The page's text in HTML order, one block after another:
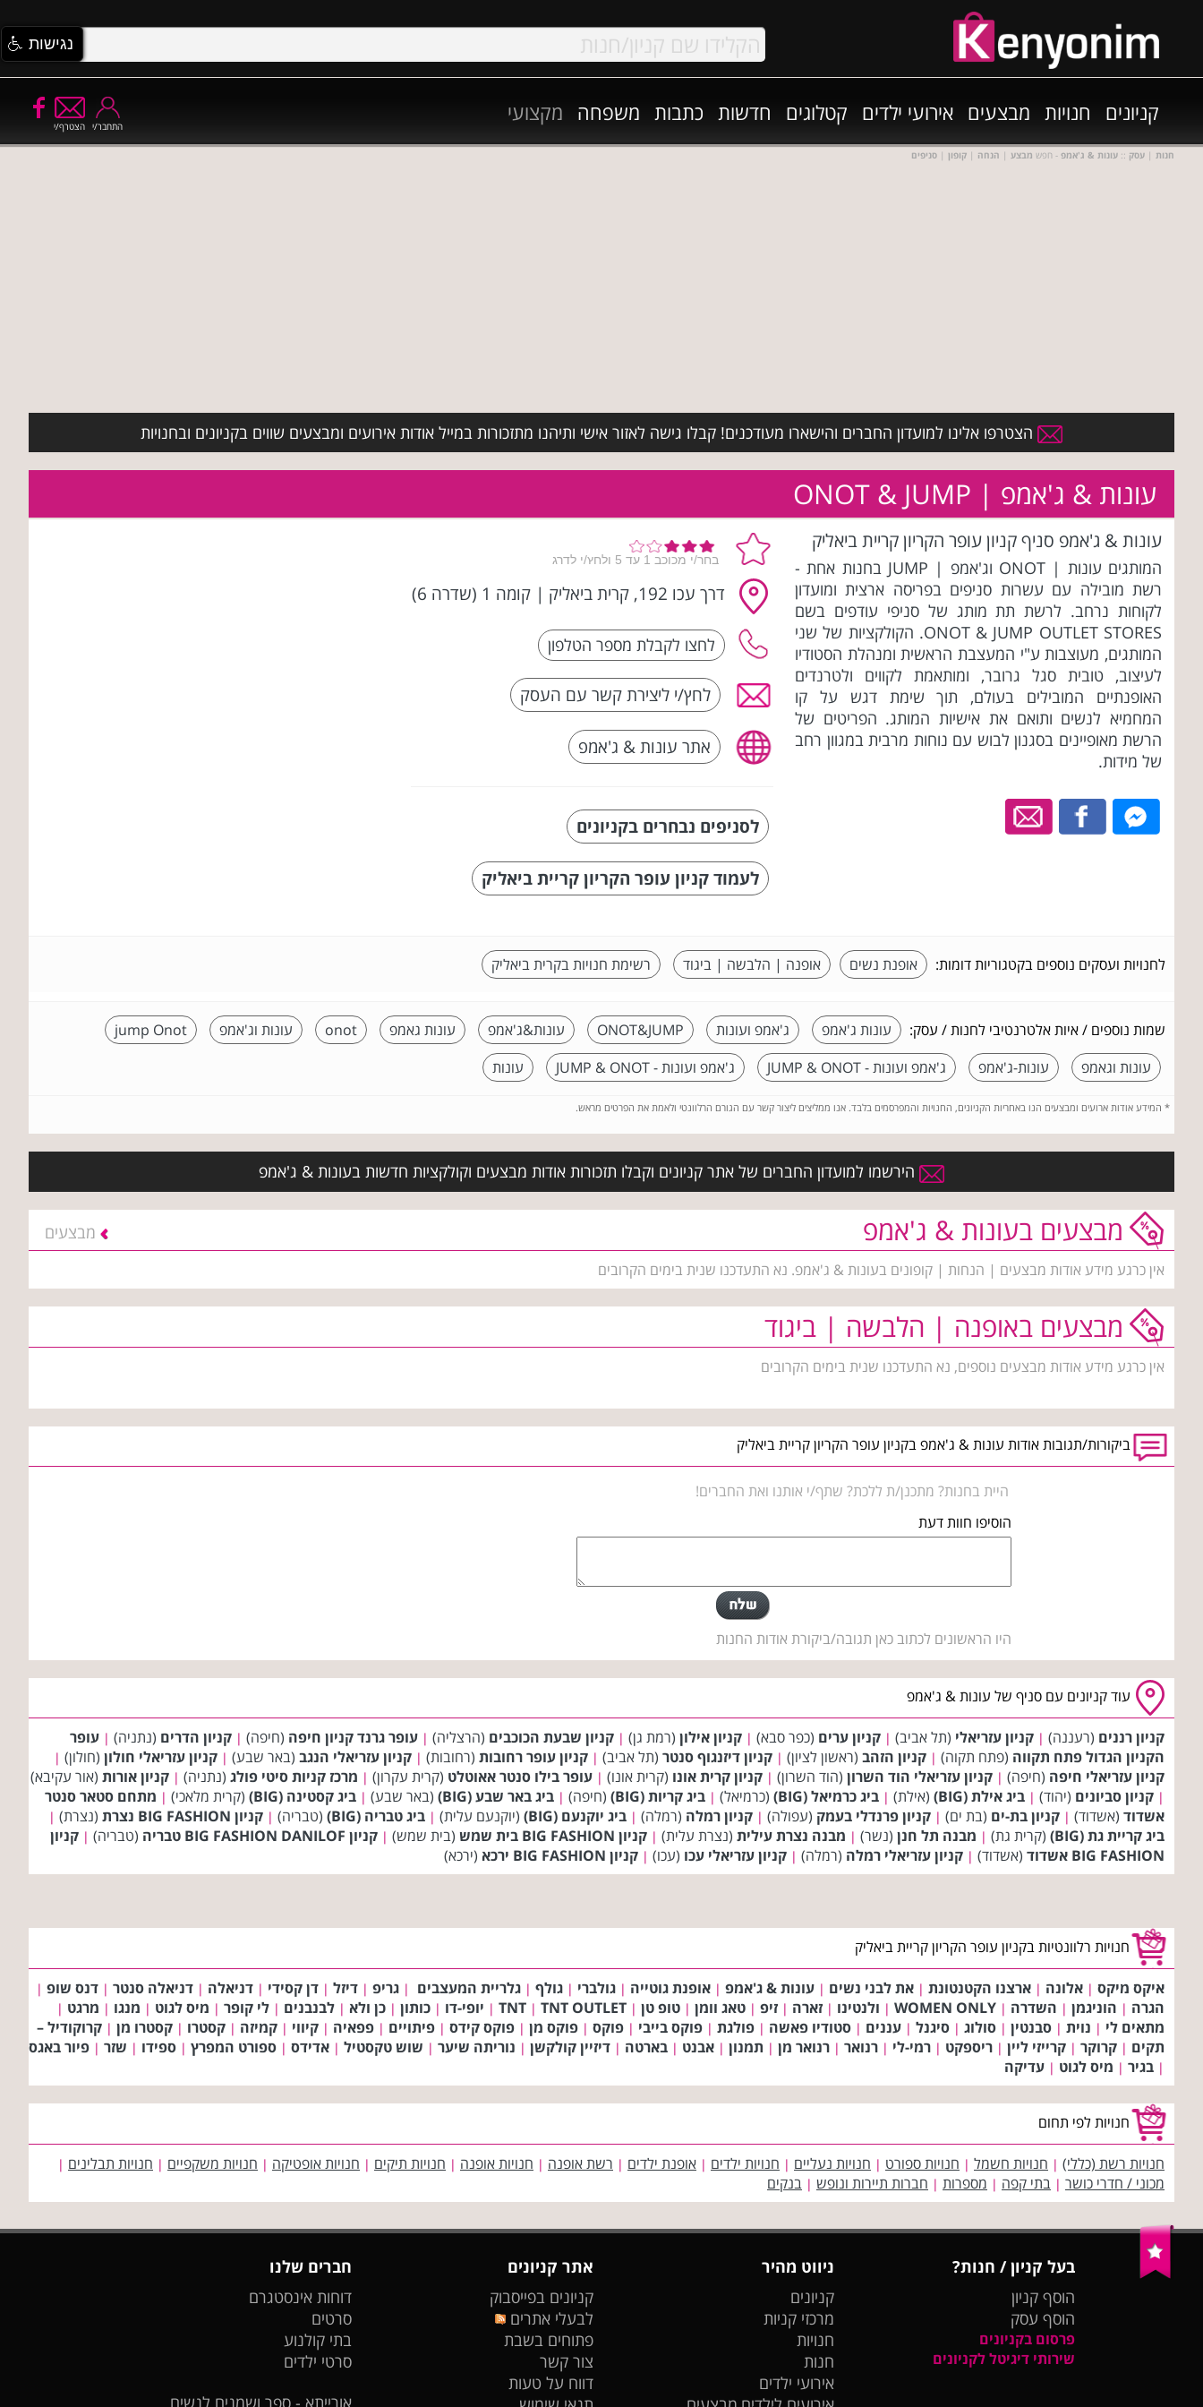
קניונים חנויות מבצעים אירועי ילדים קטלוגים חדשות כתבות משפחה מקצועי
הצטרף/י התחבר/י
חנות | עסק :: עונות & ג'אמפ - חפש מבצע | הנחה | קופון | סניפים
הצטרפו אלינו למועדון החברים והישארו מעודכנים! קבלו גישה לאזור אישי ותיהנו מתזכורות במייל אודות אירועים ומבצעים שווים בקניונים ובחנויות
עונות & ג'אמפ | ONOT & JUMP
עונות & ג'אמפ סניף קניון עופר הקריון קריית ביאליק
המותגים עונות | ONOT וג'אמפ | JUMP בחנות אחת -
רשת מובילה עם עשרות סניפים בפריסה ארצית ומועדון
לקוחות נרחב. לרשת תת מותג של סניפי עודפים בשם
ONOT & JUMP OUTLET STORES. הקולקציות של שני
המותגים, מעוצבות ע"י המעצבת הראשית ומנהלת הסטודיו
לעיצוב, טובית סגל גרובר, ומותאמת לקווים ולטרנדים
האופנתיים המובילים בעולם, תוך שימת דגש על קו
המחמיא לנשים ותואם את אישיות המותג. הפריטים של
הרשת מאופיינים בסגנון לבוש עם נוחות מרבית במגוון רחב
של מידות.
דרך עכו 192, קרית ביאליק | קומה 1 (שדרה 6)
לחץ/י ליצירת קשר עם העסק
אתר עונות & ג'אמפ
לסניפים נבחרים בקניונים
לעמוד קניון עופר הקריון קריית ביאליק
לחנויות ועסקים נוספים בקטגוריות דומות: אופנת נשים אופנה | הלבשה | ביגוד רשימת חנויות בקרית ביאליק
שמות נוספים / איות אלטרנטיבי לחנות / עסק: עונות ג'אמפ ג'אמפ ועונות ONOT&JUMP עונות&ג'אמפ עונות גאמפ onot עונות וג'אמפ
jump Onot
עונות וגאמפ
עונות-ג'אמפ ג'אמפ ועונות - JUMP & ONOT ג'אמפ ועונות - JUMP & ONOT עונות
* המידע אודות ארועים ומבצעים הנו באחריות הקניונים, החנויות והמפרסמים בלבד. אנו ממליצים ליצור קשר עם הגורם הרלוונטי ולאמת את הפרטים מראש.
הירשמו למועדון החברים של אתר קניונים וקבלו תזכורות אודות מבצעים וקולקציות חדשות בעונות & ג'אמפ
מבצעים בעונות & ג'אמפ מבצעים
אין כרגע מידע אודות מבצעים | הנחות | קופונים בעונות & ג'אמפ. נא התעדכנו שנית בימים הקרובים
מבצעים באופנה | הלבשה | ביגוד
אין כרגע מידע אודות מבצעים נוספים, נא התעדכנו שנית בימים הקרובים
ביקורות/תגובות אודות עונות & ג'אמפ בקניון עופר הקריון קריית ביאליק
היית בחנות? מתכנן/ת ללכת? שתף/י אותנו ואת החברים!
הוסיפו חוות דעת
היו הראשונים לכתוב כאן תגובה/ביקורת אודות החנות
עוד קניונים עם סניף של עונות & ג'אמפ
קניון רננים (רעננה) | קניון עזריאלי (תל אביב) | קניון ערים (כפר סבא) | קניון אילון (רמת גן) | קניון שבעת הכוכבים (הרצליה) | עופר גרנד קניון חיפה (חיפה) | קניון הדרים (נתניה) | עופר
הקניון הגדול פתח תקווה (פתח תקוה) | קניון הזהב (ראשון לציון) | קניון דיזנגוף סנטר (תל אביב) | קניון עופר רחובות (רחובות) | קניון עזריאלי הנגב (באר שבע) | קניון עזריאלי חולון (חולון) |
קניון עזריאלי חיפה (חיפה) | קניון עזריאלי הוד השרון (הוד השרון) | קניון קרית אונו (קרית אונו) | עופר בילו סנטר אאוטלט (קרית עקרון) | מרכז קניות סיטי פולג (נתניה) | קניון אורות (אור עקיבא)
| קניון סביונים (יהוד) | ביג אילת (BIG) (אילת) | ביג כרמיאל (BIG) (כרמיאל) | ביג קריות (BIG) (חיפה) | ביג באר שבע (BIG) (באר שבע) | ביג קסטינה (BIG) (קרית מלאכי) | מתחם סטאר סנטר
אשדוד (אשדוד) | קניון בת-ים (בת ים) | קניון פרנדלי בעמק (עפולה) | קניון רמלה (רמלה) | ביג יוקנעם (BIG) (יוקנעם עלית) | ביג טבריה (BIG) (טבריה) | קניון BIG FASHION נצרת (נצרת) |
ביג קריית גת (BIG) (קרית גת) | מבנה תל חנן (נשר) | מבנה נצרת עילית (נצרת עלית) | קניון BIG FASHION בית שמש (בית שמש) | קניון BIG FASHION DANILOF טבריה (טבריה) | קניון
BIG FASHION אשדוד
(אשדוד) | קניון עזריאלי רמלה (רמלה) | קניון עזריאלי עכו (עכו) | קניון BIG FASHION ירכא (ירכא)
חנויות רלוונטיות בקניון עופר הקריון קריית ביאליק
איקס מיקס | אלונה | ארצנו הקטנטונת | את לבני נשים | עונות & ג'אמפ | אופנת גוטייה | גולברי | גולף | גלריית המעצבים | גריפ | דיזל | דן קסידי | דניאלה | דניאלה סנטר | דנס שופ |
הגרה | הוניגמן | השדרה |
WOMEN ONLY
| ולנטינו | זארה | זיפ | טאג וומן | טופ טן |
TNT | TNT OUTLET
| יופי-דו | כותון | כן ולא | לבנבנים | לי קופר | מיס לגוט | מנגו | מרגט |
מתאים לי | נוית | סבנטין | סולוג | סיגנל | עננים | סטודיו פאשה | פולגת | פוקס בייבי | פוקס | פוקס מן | פוקס קידס | פיתויים | פפאיה | קיווי | קמיזה | קסטרו | קסטרו מן | קרוקודיל –
תקים | קרוקר | קרייזי ליין | ריספקט | רמי-לי | רנואר | רנואר מן | תמנון | אבנט | בארטה | דיזיין קולקשן | נוריתה שיער | שוש טקסטיל | אדידס | ספורט המפרץ | ספידו | שזר | פיור באגס
| בגיר | מיס לגוט | עדיקה
חנויות לפי תחום
חנויות רשת (כללי) | חנויות חשמל | חנויות ספורט | חנויות נעליים | חנויות ילדים | אופנת ילדים | רשת אופנה | חנויות אופנה | חנויות תיקים | חנויות אופטיקה | חנויות משקפיים | חנויות תבלינים |
מכוני / חדרי כושר | בתי קפה | מספרות | חברות תיירות ונופש | בנקים
בעל קניון / חנות?
הוסף קניון
הוסף עסק
פרסום בקניונים
שירותי דיגיטל לקניונים
ניווט מהיר
קניונים
מרכזי קניות
חנויות
חנות
אירועי ילדים
אתר קניונים
קניונים בפייסבוק
לבעלי אתרים
פתוחים בשבת
צור קשר
דווח על טעות
חברים שלנו
דוחות אינסטגרם
סרטים
בתי קולנוע
סרטי ילדים
אורייתא - ספר ושמנים לנשים
נגישות